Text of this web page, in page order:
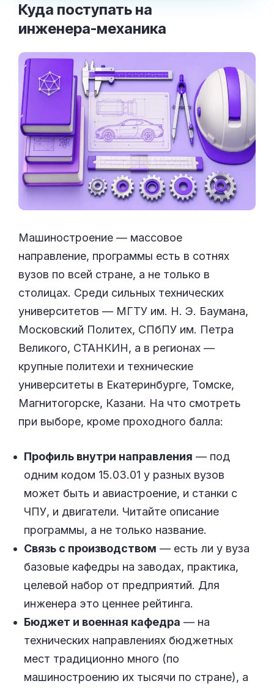
Куда поступать на
инженера-механика
Машиностроение — массовое
направление, программы есть в сотнях
вузов по всей стране, а не только в
столицах. Среди сильных технических
университетов — МГТУ им. Н. Э. Баумана,
Московский Политех, СПбПУ им. Петра
Великого, СТАНКИН, а в регионах —
крупные политехи и технические
университеты в Екатеринбурге, Томске,
Магнитогорске, Казани. На что смотреть
при выборе, кроме проходного балла:
Профиль внутри направления — под
одним кодом 15.03.01 у разных вузов
может быть и авиастроение, и станки с
ЧПУ, и двигатели. Читайте описание
программы, а не только название.
Связь с производством — есть ли у вуза
базовые кафедры на заводах, практика,
целевой набор от предприятий. Для
инженера это ценнее рейтинга.
Бюджет и военная кафедра — на
технических направлениях бюджетных
мест традиционно много (по
машиностроению их тысячи по стране), а